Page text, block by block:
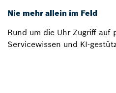
Nie mehr allein im Feld
Rund um die Uhr Zugriff auf
Servicewissen und KI-